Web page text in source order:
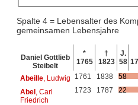
Spalte 4 = Lebensalter des
gemeinsamen Lebensjahre
Daniel Gottlieb
Steibelt
*
1765
†
1823
J.
58
Abeille, Ludwig 1761 1838
58
Abel, Carl
Friedrich
1723 1787 22